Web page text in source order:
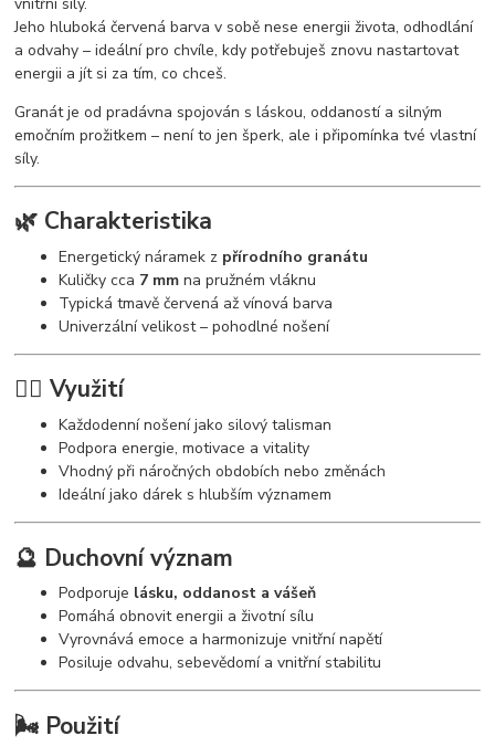
Jeho hluboká červená barva v sobě nese energii života, odhodlání
a odvahy – ideální pro chvíle, kdy potřebuješ znovu nastartovat
energii a jít si za tím, co chceš.
Granát je od pradávna spojován s láskou, oddaností a silným
emočním prožitkem – není to jen šperk, ale i připomínka tvé vlastní
síly.
🌿 Charakteristika
Energetický náramek z přírodního granátu
Kuličky cca 7 mm na pružném vláknu
Typická tmavě červená až vínová barva
Univerzální velikost – pohodlné nošení
🧘‍♀️ Využití
Každodenní nošení jako silový talisman
Podpora energie, motivace a vitality
Vhodný při náročných obdobích nebo změnách
Ideální jako dárek s hlubším významem
🔮 Duchovní význam
Podporuje lásku, oddanost a vášeň
Pomáhá obnovit energii a životní sílu
Vyrovnává emoce a harmonizuje vnitřní napětí
Posiluje odvahu, sebevědomí a vnitřní stabilitu
🌬️ Použití